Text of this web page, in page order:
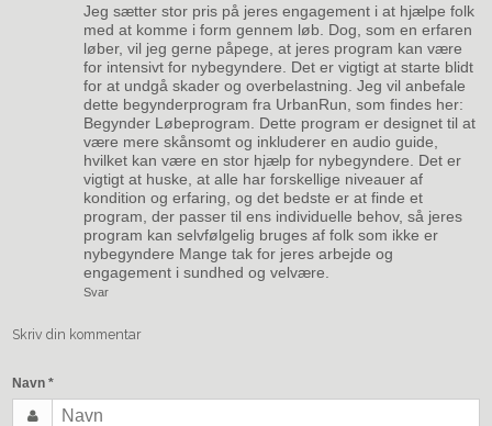
Jeg sætter stor pris på jeres engagement i at hjælpe folk
med at komme i form gennem løb. Dog, som en erfaren
løber, vil jeg gerne påpege, at jeres program kan være
for intensivt for nybegyndere. Det er vigtigt at starte blidt
for at undgå skader og overbelastning. Jeg vil anbefale
dette begynderprogram fra UrbanRun, som findes her:
Begynder Løbeprogram. Dette program er designet til at
være mere skånsomt og inkluderer en audio guide,
hvilket kan være en stor hjælp for nybegyndere. Det er
vigtigt at huske, at alle har forskellige niveauer af
kondition og erfaring, og det bedste er at finde et
program, der passer til ens individuelle behov, så jeres
program kan selvfølgelig bruges af folk som ikke er
nybegyndere Mange tak for jeres arbejde og
engagement i sundhed og velvære.
Svar
Skriv din kommentar
Navn *